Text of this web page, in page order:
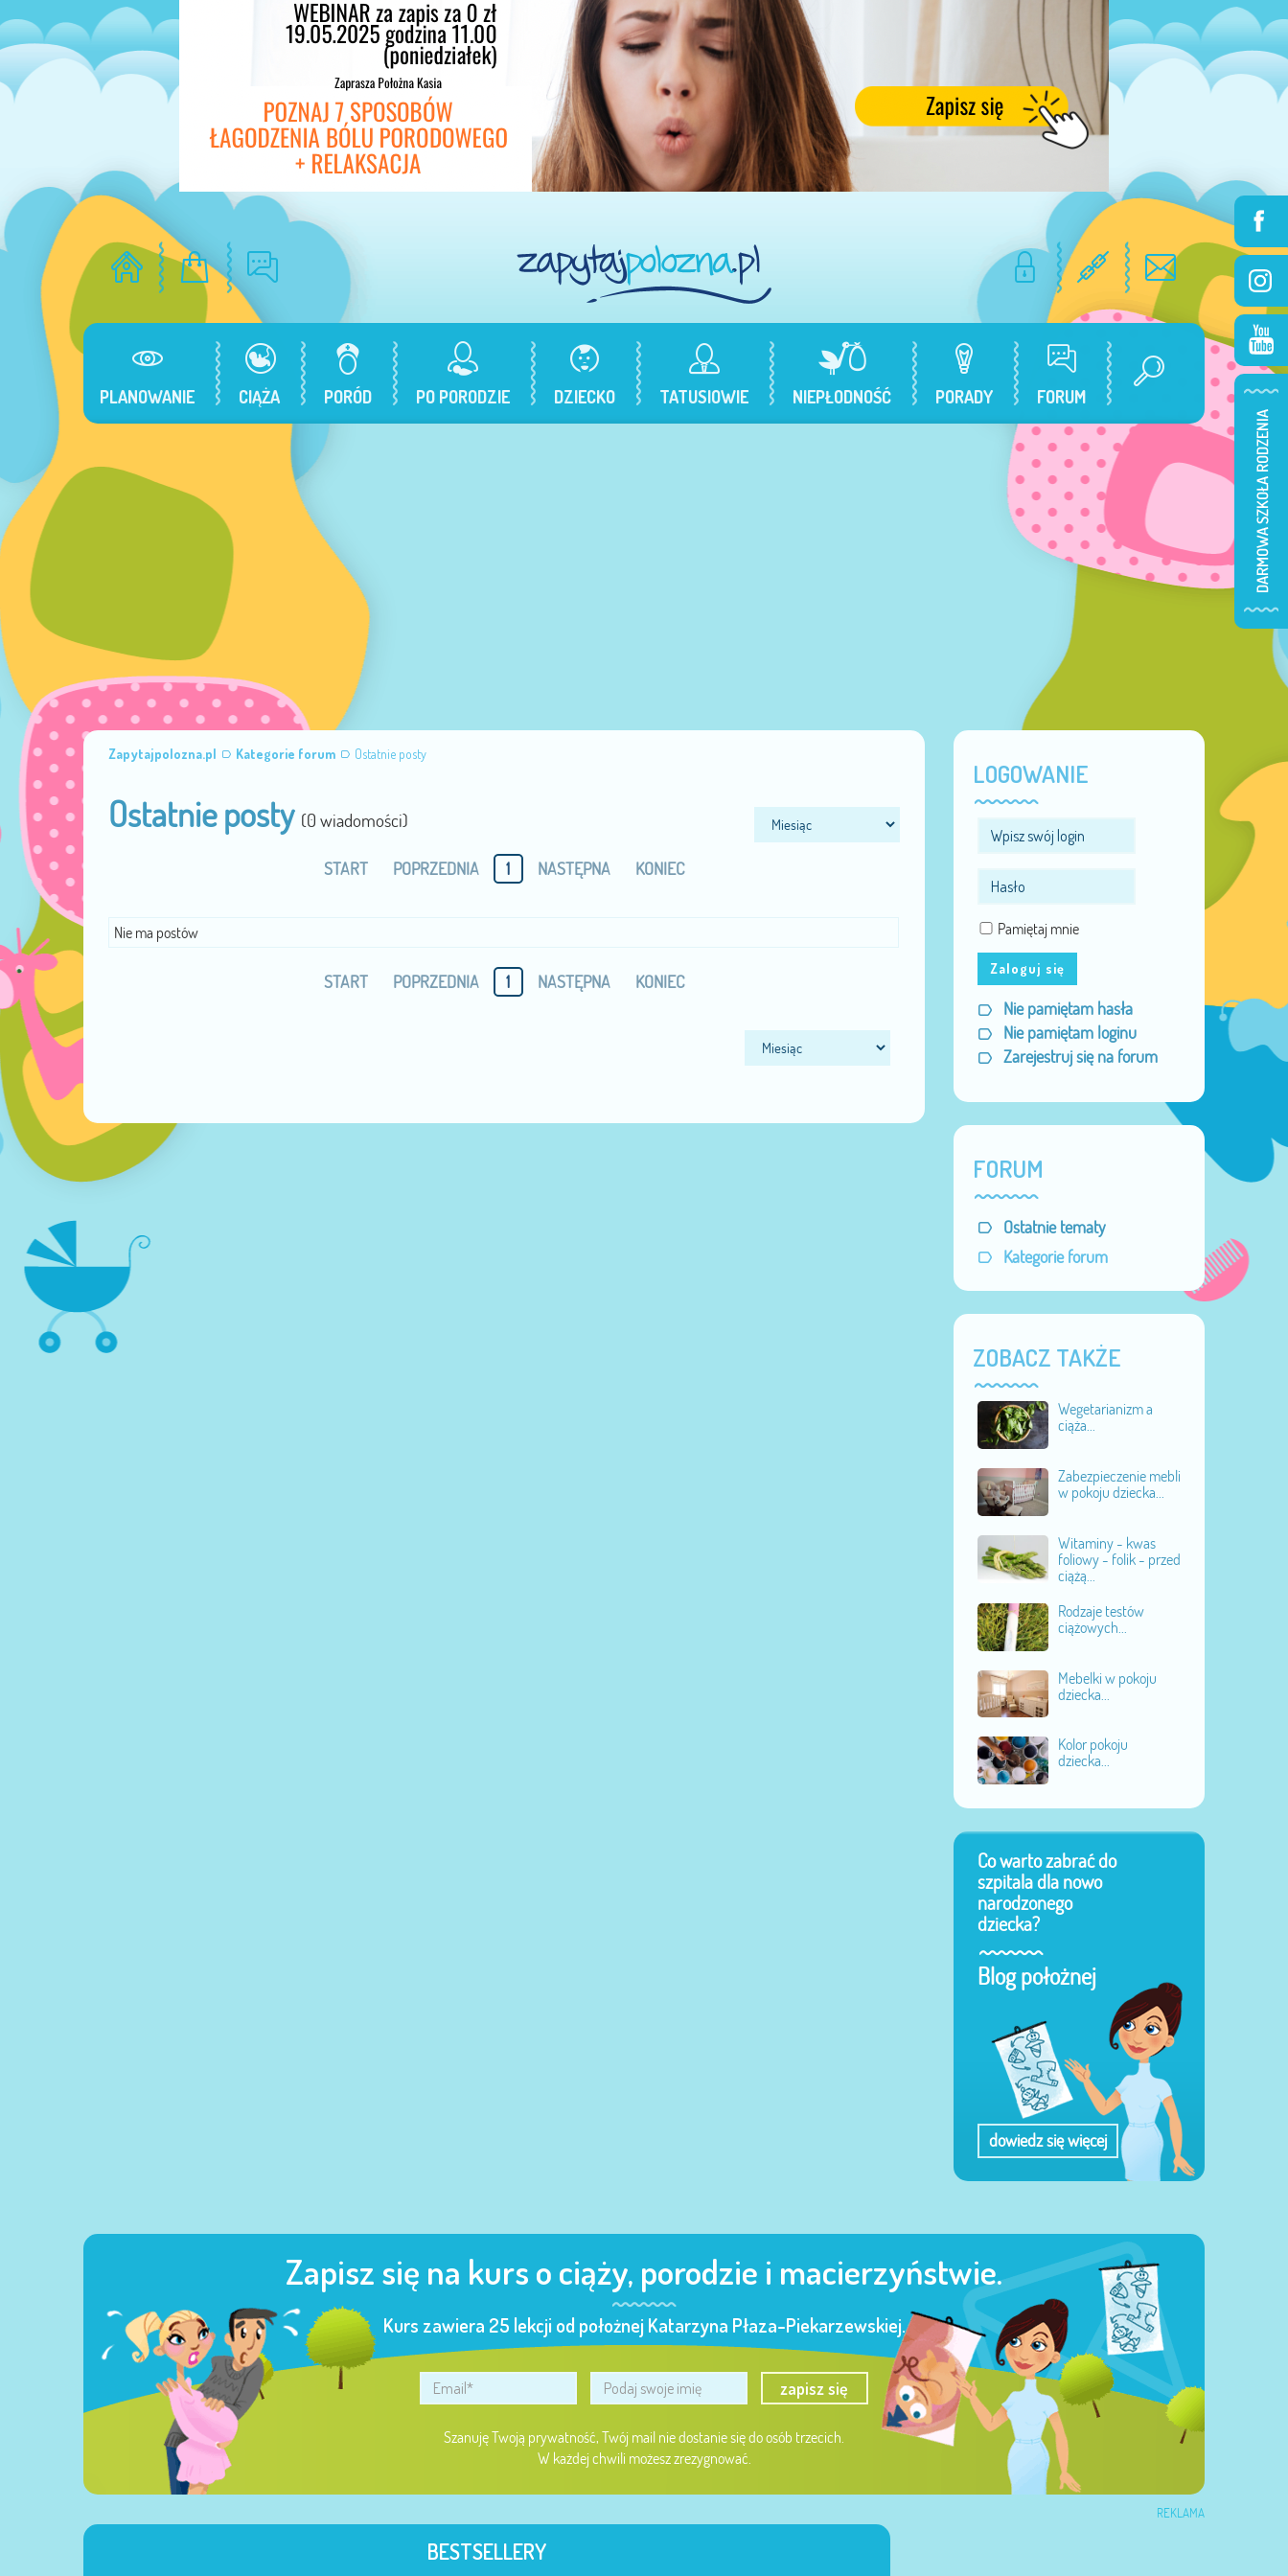
PLANOWANIE CIĄŻA PORÓD PO PORODZIE DZIECKO TATUSIOWIE NIEPŁODNOŚĆ PORADY FORUM
Zapytajpolozna.pl Kategorie forum Ostatnie posty
Ostatnie posty (0 wiadomości)
START POPRZEDNIA 1 NASTĘPNA KONIEC
Nie ma postów
START POPRZEDNIA 1 NASTĘPNA KONIEC
LOGOWANIE
Pamiętaj mnie
Zaloguj się
Nie pamiętam hasła
Nie pamiętam loginu
Zarejestruj się na forum
FORUM
Ostatnie tematy
Kategorie forum
ZOBACZ TAKŻE
Wegetarianizm a
ciąża...
Zabezpieczenie mebli
w pokoju dziecka...
Witaminy - kwas
foliowy - folik - przed
ciążą...
Rodzaje testów
ciążowych...
Mebelki w pokoju
dziecka...
Kolor pokoju
dziecka...
Co warto zabrać do
szpitala dla nowo
narodzonego
dziecka?
Blog położnej
dowiedz się więcej
Zapisz się na kurs o ciąży, porodzie i macierzyństwie.
Kurs zawiera 25 lekcji od położnej Katarzyna Płaza-Piekarzewskiej.
zapisz się
Szanuję Twoją prywatność, Twój mail nie dostanie się do osób trzecich.
W każdej chwili możesz zrezygnować.
REKLAMA
BESTSELLERY